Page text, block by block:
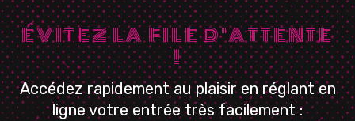
ÉVITEZ LA FILE D'ATTENTE
!
Accédez rapidement au plaisir en réglant en
ligne votre entrée très facilement :